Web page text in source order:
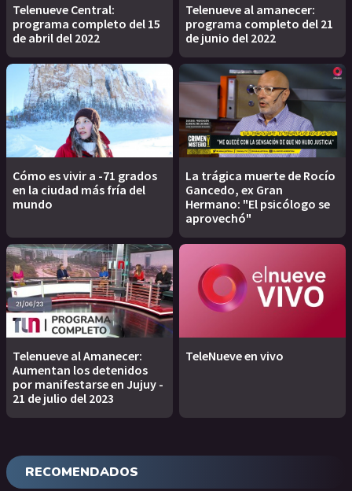
Telenueve Central:
programa completo del 15
de abril del 2022
Telenueve al amanecer:
programa completo del 21
de junio del 2022
Cómo es vivir a -71 grados
en la ciudad más fría del
mundo
La trágica muerte de Rocío
Gancedo, ex Gran
Hermano: "El psicólogo se
aprovechó"
Telenueve al Amanecer:
Aumentan los detenidos
por manifestarse en Jujuy -
21 de julio del 2023
TeleNueve en vivo
RECOMENDADOS